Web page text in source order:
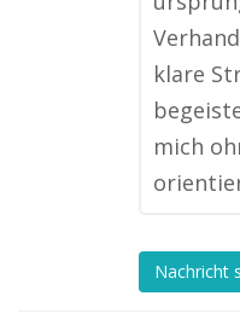
klare
mich
Nachricht